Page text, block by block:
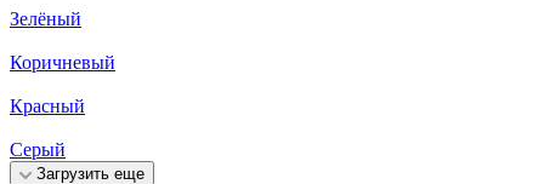
Зелёный
Коричневый
Красный
Серый
Загрузить еще